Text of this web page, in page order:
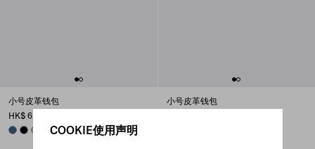
COOKIE使用声明
小号皮革钱包
HK$ 6,650
AVIATION BLUE
BLACKDARK GREY
ROSY BLUSH
+6
小号皮革钱包